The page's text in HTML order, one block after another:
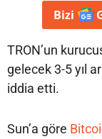
Bizi
TRON’un
gelecek 3-5 yıl
iddia etti.
Sun’a göre